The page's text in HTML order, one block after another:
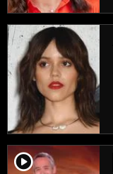
player2